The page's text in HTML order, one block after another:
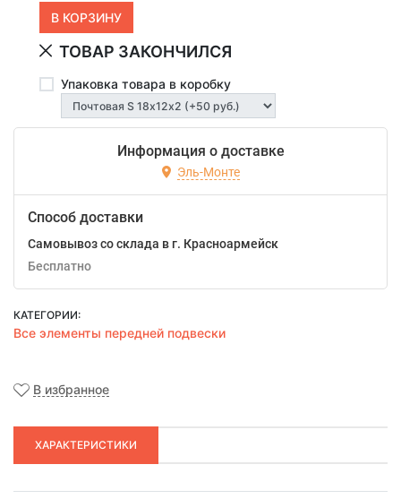
ТОВАР ЗАКОНЧИЛСЯ
Упаковка товара в коробку
Информация о доставке
Эль-Монте
Способ доставки
Самовывоз со склада в г. Красноармейск
Бесплатно
КАТЕГОРИИ:
Все элементы передней подвески
В избранное
ХАРАКТЕРИСТИКИ